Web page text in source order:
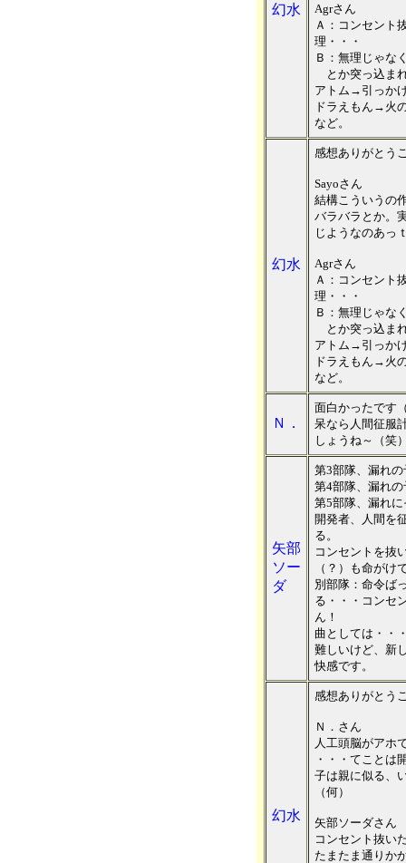
幻水
Agrさん
Ａ：コンセント
理・・・
Ｂ：無理じゃな
とか突っ込ま
アトム→引っか
ドラえもん→火
など。
幻水
感想ありがとう
Sayoさん
結構こういうの
バラバラとか。
じようなのあっ
Agrさん
Ａ：コンセント
理・・・
Ｂ：無理じゃな
とか突っ込ま
アトム→引っか
ドラえもん→火
など。
Ｎ．
面白かったです
呆なら人間征服
しょうね～（笑
矢部
ソー
ダ
第3部隊、漏れ
第4部隊、漏れ
第5部隊、漏れ
開発者、人間を
る。
コンセントを抜
（？）も命がけ
別部隊：命令ば
る・・・コンセ
ん！
曲としては・・
難しいけど、新
快感です。
幻水
感想ありがとう
Ｎ．さん
人工頭脳がアホ
・・・てことは
子は親に似る、
（何）
矢部ソーダさん
コンセント抜い
たまたま通りか